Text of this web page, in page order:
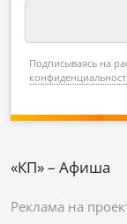
Подписываясь на
«КП» – Афиша
Реклама на